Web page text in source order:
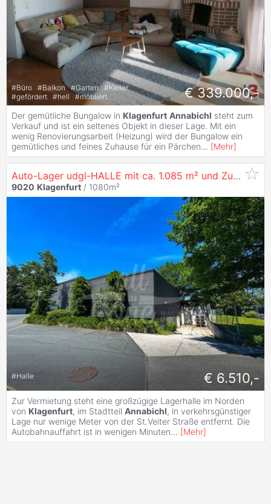
#Büro #Balkon #Garten #Keller
#gefördert #hell #möbliert € 339.000,-
Der gemütliche Bungalow in Klagenfurt Annabichl steht zum
Verkauf und ist ein seltenes Objekt in dieser Lage. Mit ein
wenig Renovierungsarbeit (Heizung) wird der Bungalow ein
gemütliches und feines Zuhause für ein Pärchen... [Mehr]
Auto-Lager udgl-HALLE mit ca. 1.085 m² und Zufahrt für Fahrzeuge in
9020 Klagenfurt / 1080m²
#Halle € 6.510,-
Zur Vermietung steht eine großzügige Lagerhalle im Norden
von Klagenfurt, im Stadtteil Annabichl, in verkehrsgünstiger
Lage nur wenige Meter von der St.Veiter Straße entfernt. Die
Autobahnauffahrt ist in wenigen Minuten... [Mehr]